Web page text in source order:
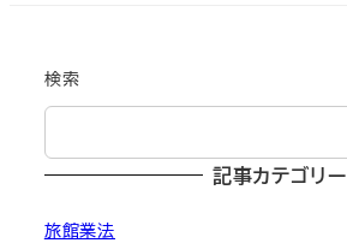
検索
記事カテゴリー
旅館業法